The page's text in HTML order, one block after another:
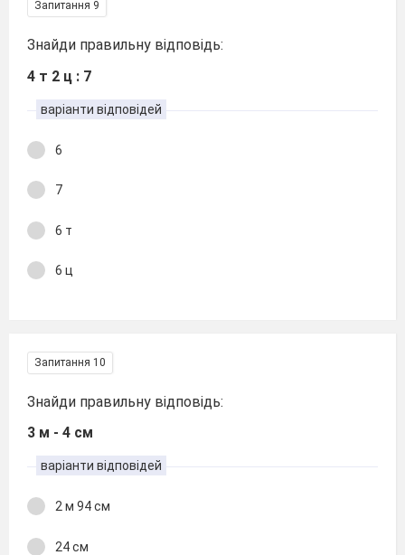
Запитання 9
Знайди правильну відповідь:
4 т 2 ц : 7
варіанти відповідей
6
7
6 т
6 ц
Запитання 10
Знайди правильну відповідь:
3 м - 4 см
варіанти відповідей
2 м 94 см
24 см